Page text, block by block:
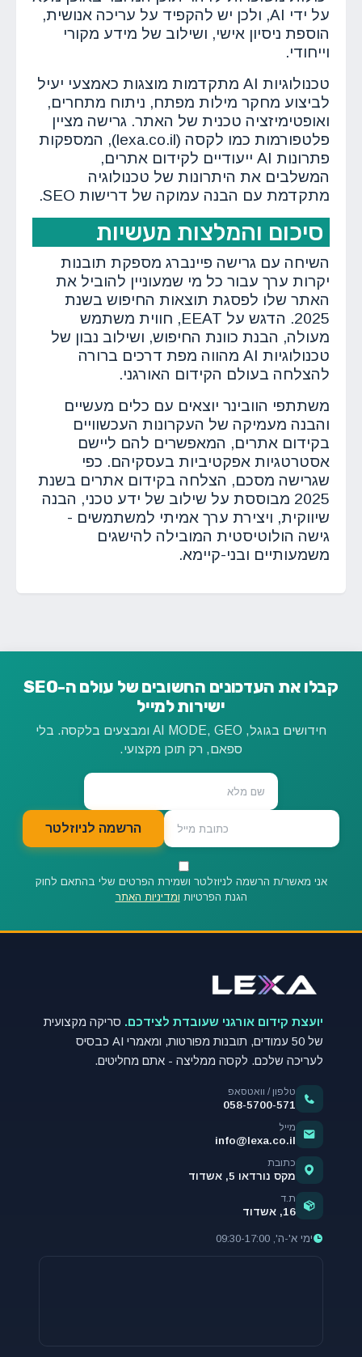
על ידי AI, ולכן יש להקפיד על עריכה אנושית,
הוספת ניסיון אישי, ושילוב של מידע מקורי
וייחודי.
טכנולוגיות AI מתקדמות מוצגות כאמצעי יעיל
לביצוע מחקר מילות מפתח, ניתוח מתחרים,
ואופטימיזציה טכנית של האתר. גרישה מציין
פלטפורמות כמו לקסה (lexa.co.il), המספקות
פתרונות AI ייעודיים לקידום אתרים,
המשלבים את היתרונות של טכנולוגיה
מתקדמת עם הבנה עמוקה של דרישות SEO.
סיכום והמלצות מעשיות
השיחה עם גרישה פיינברג מספקת תובנות
יקרות ערך עבור כל מי שמעוניין להוביל את
האתר שלו לפסגת תוצאות החיפוש בשנת
2025. הדגש על EEAT, חווית משתמש
מעולה, הבנת כוונת החיפוש, ושילוב נבון של
טכנולוגיות AI מהווה מפת דרכים ברורה
להצלחה בעולם הקידום האורגני.
משתתפי הוובינר יוצאים עם כלים מעשיים
והבנה מעמיקה של העקרונות העכשוויים
בקידום אתרים, המאפשרים להם ליישם
אסטרטגיות אפקטיביות בעסקיהם. כפי
שגרישה מסכם, הצלחה בקידום אתרים בשנת
2025 מבוססת על שילוב של ידע טכני, הבנה
שיווקית, ויצירת ערך אמיתי למשתמשים -
גישה הולוטיסטית המובילה להישגים
משמעותיים ובני-קיימא.
קבלו את העדכונים החשובים של עולם ה-SEO
ישירות למייל
חידושים בגוגל, AI MODE, GEO ומבצעים בלקסה. בלי
ספאם, רק תוכן מקצועי.
הרשמה לניוזלטר
אני מאשר/ת הרשמה לניוזלטר ושמירת הפרטים שלי בהתאם לחוק
הגנת הפרטיות ומדיניות האתר
יועצת קידום אורגני שעובדת לצידכם. סריקה מקצועית
של 50 עמודים, תובנות מפורטות, ומאמרי AI כבסיס
לעריכה שלכם. לקסה ממליצה - אתם מחליטים.
טלפון / וואטסאפ
058-5700-571
מייל
info@lexa.co.il
כתובת
מקס נורדאו 5, אשדוד
ת.ד
16, אשדוד
ימי א'-ה', 09:30-17:00